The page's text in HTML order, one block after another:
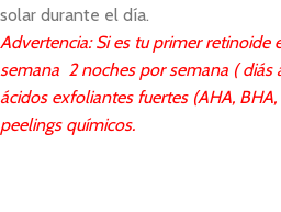
solar durante el día.
Advertencia: Si es tu primer retinoide
semana 2 noches por semana ( diás
ácidos exfoliantes fuertes (AHA,
peelings químicos.